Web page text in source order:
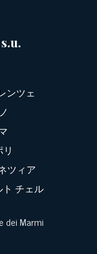
ンツェ
ツィア
ト チェル
dei Marmi